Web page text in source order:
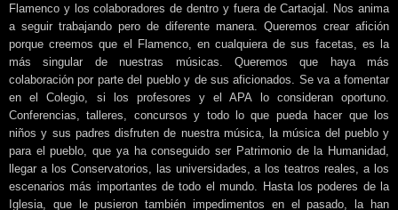
Flamenco y los colaboradores de dentro y fuera de Cartaojal. Nos anima
a seguir trabajando pero de diferente manera. Queremos crear afición
porque creemos que el Flamenco, en cualquiera de sus facetas, es la
más singular de nuestras músicas. Queremos que haya más
colaboración por parte del pueblo y de sus aficionados. Se va a fomentar
en el Colegio, si los profesores y el APA lo consideran oportuno.
Conferencias, talleres, concursos y todo lo que pueda hacer que los
niños y sus padres disfruten de nuestra música, la música del pueblo y
para el pueblo, que ya ha conseguido ser Patrimonio de la Humanidad,
llegar a los Conservatorios, las universidades, a los teatros reales, a los
escenarios más importantes de todo el mundo. Hasta los poderes de la
Iglesia, que le pusieron también impedimentos en el pasado, la han